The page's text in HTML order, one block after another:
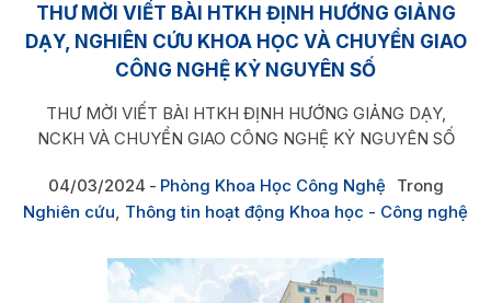
THƯ MỜI VIẾT BÀI HTKH ĐỊNH HƯỚNG GIẢNG
DẠY, NGHIÊN CỨU KHOA HỌC VÀ CHUYỂN GIAO
CÔNG NGHỆ KỶ NGUYÊN SỐ
THƯ MỜI VIẾT BÀI HTKH ĐỊNH HƯỚNG GIẢNG DẠY,
NCKH VÀ CHUYỂN GIAO CÔNG NGHỆ KỶ NGUYÊN SỐ
04/03/2024 Phòng Khoa Học Công Nghệ
Trong
Nghiên cứu, Thông tin hoạt động Khoa học - Công nghệ